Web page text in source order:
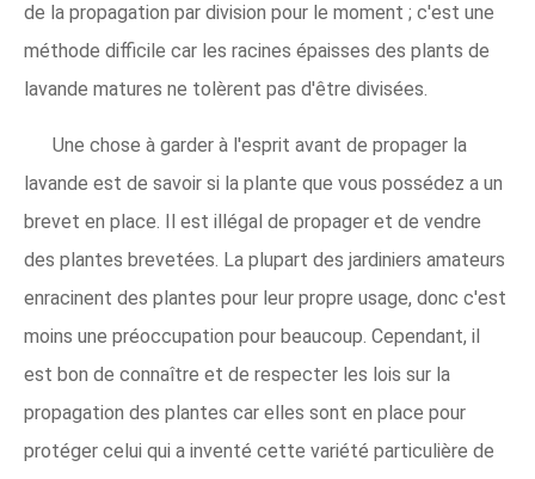
de la propagation par division pour le moment ; c'est une
méthode difficile car les racines épaisses des plants de
lavande matures ne tolèrent pas d'être divisées.
Une chose à garder à l'esprit avant de propager la
lavande est de savoir si la plante que vous possédez a un
brevet en place. Il est illégal de propager et de vendre
des plantes brevetées. La plupart des jardiniers amateurs
enracinent des plantes pour leur propre usage, donc c'est
moins une préoccupation pour beaucoup. Cependant, il
est bon de connaître et de respecter les lois sur la
propagation des plantes car elles sont en place pour
protéger celui qui a inventé cette variété particulière de